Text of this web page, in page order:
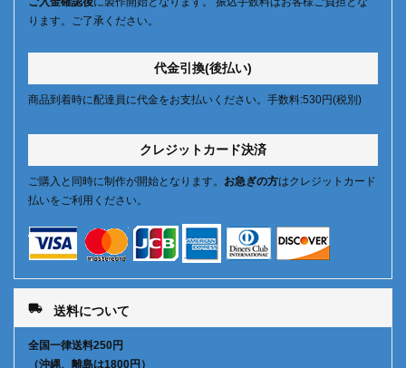
ります。ご了承ください。
代金引換(後払い)
商品到着時に配達員に代金をお支払いください。手数料:530円(税別)
クレジットカード決済
ご購入と同時に制作が開始となります。 お急ぎの方はクレジットカード
払いをご利用ください。
local_shipping 送料について
全国一律送料250円
（沖縄、離島は1800円）